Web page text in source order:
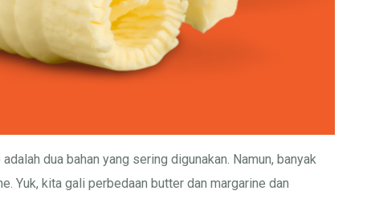
dua bahan yang sering digunakan. Namun, banyak
Yuk, kita gali perbedaan butter dan margarine dan